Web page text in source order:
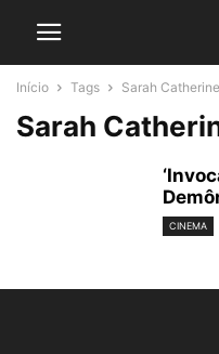
Início Tags Sarah
Sarah
CINEMA